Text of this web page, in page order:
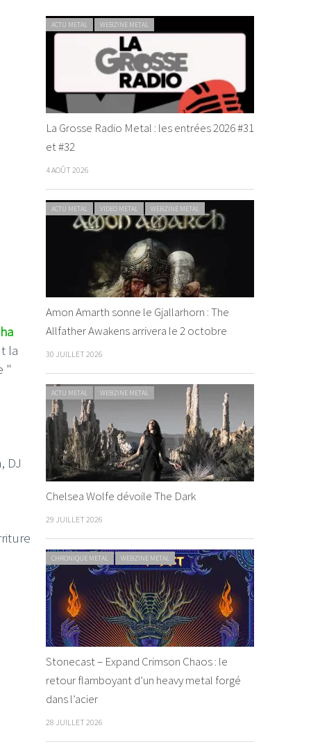
la
"
DJ
ACTU METAL WEBZINE METAL
La Grosse Radio Metal : les entrées 2026 #31
et #32
4 AOÛT 2026
ACTU METAL VIDEO METAL WEBZINE METAL
Amon Amarth sonne le Gjallarhorn : The
Allfather Awakens arrivera le 2 octobre
30 JUILLET 2026
ACTU METAL WEBZINE METAL
Chelsea Wolfe dévoile The Dark
29 JUILLET 2026
CHRONIQUE METAL WEBZINE METAL
Stonecast – Expand Crimson Chaos : le
retour flamboyant d’un heavy metal forgé
dans l’acier
28 JUILLET 2026